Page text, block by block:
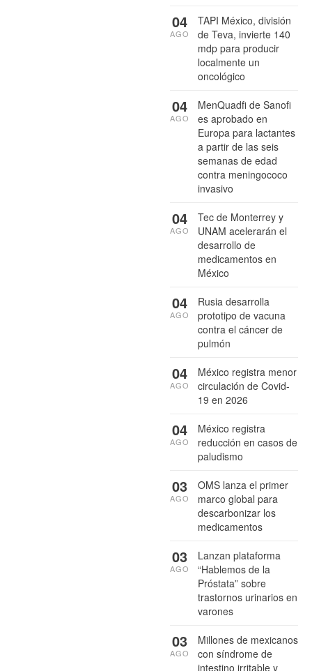
TAPI México, división
de Teva, invierte 140
mdp para producir
localmente un
oncológico
04
AGO
MenQuadfi de Sanofi
es aprobado en
Europa para lactantes
a partir de las seis
semanas de edad
contra meningococo
invasivo
04
AGO
Tec de Monterrey y
UNAM acelerarán el
desarrollo de
medicamentos en
México
04
AGO
Rusia desarrolla
prototipo de vacuna
contra el cáncer de
pulmón
04
AGO
México registra menor
circulación de Covid-
19 en 2026
04
AGO
México registra
reducción en casos de
paludismo
04
AGO
OMS lanza el primer
marco global para
descarbonizar los
medicamentos
03
AGO
Lanzan plataforma
“Hablemos de la
Próstata” sobre
trastornos urinarios en
varones
03
AGO
Millones de mexicanos
con síndrome de
intestino irritable y
03
AGO